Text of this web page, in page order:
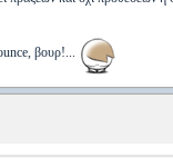
βουρ!...